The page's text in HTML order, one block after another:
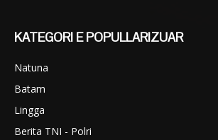
KATEGORI E POPULLARIZUAR
Natuna
Batam
Lingga
Berita TNI - Polri